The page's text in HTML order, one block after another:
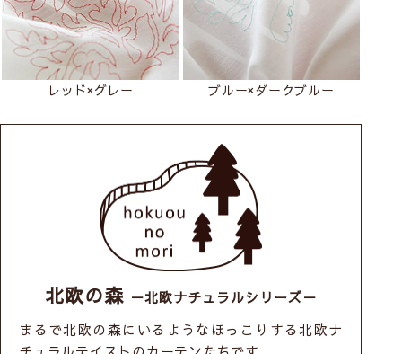
レッド×グレー ブルー×ダークブルー
北欧の森 －北欧ナチュラルシリーズ－
まるで北欧の森にいるようなほっこりする北欧ナ